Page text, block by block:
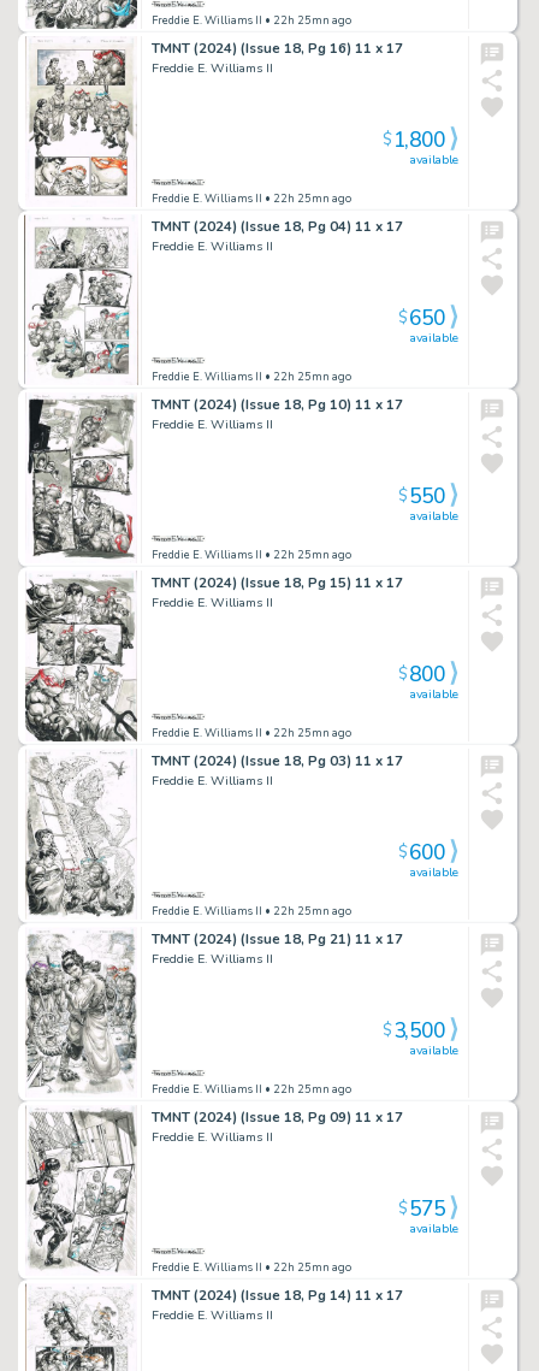
Freddie E. Williams II • 22h 25mn ago
TMNT (2024) (Issue 18, Pg 16) 11 x 17
Freddie E. Williams II
Freddie E. Williams II • 22h 25mn ago
available
$1,800
TMNT (2024) (Issue 18, Pg 04) 11 x 17
Freddie E. Williams II
Freddie E. Williams II • 22h 25mn ago
available
$650
TMNT (2024) (Issue 18, Pg 10) 11 x 17
Freddie E. Williams II
Freddie E. Williams II • 22h 25mn ago
available
$550
TMNT (2024) (Issue 18, Pg 15) 11 x 17
Freddie E. Williams II
Freddie E. Williams II • 22h 25mn ago
available
$800
TMNT (2024) (Issue 18, Pg 03) 11 x 17
Freddie E. Williams II
Freddie E. Williams II • 22h 25mn ago
available
$600
TMNT (2024) (Issue 18, Pg 21) 11 x 17
Freddie E. Williams II
Freddie E. Williams II • 22h 25mn ago
available
$3,500
TMNT (2024) (Issue 18, Pg 09) 11 x 17
Freddie E. Williams II
Freddie E. Williams II • 22h 25mn ago
available
$575
TMNT (2024) (Issue 18, Pg 14) 11 x 17
Freddie E. Williams II